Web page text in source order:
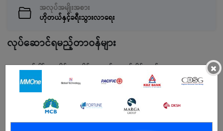
အလုပ်အမျိုးအစား
ဟိုတယ်နှင့်ခရီးသွားလာရေး
လုပ်ဆောင်ရမည့်တာဝန်များ
အလုပ်ချိန် နေ့ဆိုင်း၊ ညဆိုင်းအလှည့်ကျဆင်းနိုင်ရမည်။
ဧည့်သည်များကိုပျူငှာစွာဧည်ကြိုပြုရမည်။
လိုအပ်သောအရည်အချင်း
×